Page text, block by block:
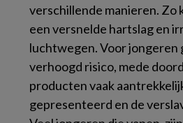
verschillende manieren. Zo
een versnelde hartslag en
luchtwegen. Voor jongeren
verhoogd risico, mede
producten vaak
gepresenteerd en de